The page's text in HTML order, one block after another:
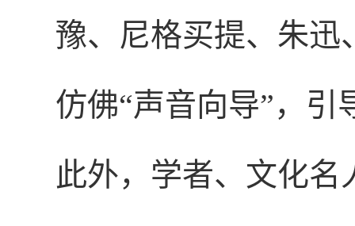
豫、尼格买提、朱迅
仿佛“声音向导”，
此外，学者、文化